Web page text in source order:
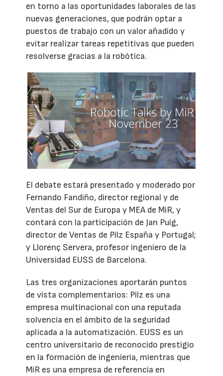
en torno a las oportunidades laborales de las
nuevas generaciones, que podrán optar a
puestos de trabajo con un valor añadido y
evitar realizar tareas repetitivas que pueden
resolverse gracias a la robótica.
El debate estará presentado y moderado por
Fernando Fandiño, director regional y de
Ventas del Sur de Europa y MEA de MiR, y
contará con la participación de Jan Puig,
director de Ventas de Pilz España y Portugal;
y Llorenç Servera, profesor ingeniero de la
Universidad EUSS de Barcelona.
Las tres organizaciones aportarán puntos
de vista complementarios: Pilz es una
empresa multinacional con una reputada
solvencia en el ámbito de la seguridad
aplicada a la automatización. EUSS es un
centro universitario de reconocido prestigio
en la formación de ingeniería, mientras que
MiR es una empresa de referencia en